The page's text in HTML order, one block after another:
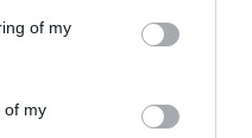
You may click to
its third-party tags to
in below Google
of my
of my
drones Geran